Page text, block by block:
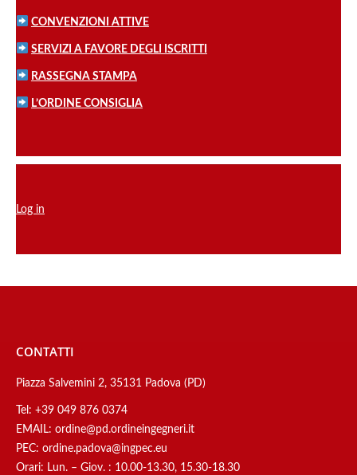
CONVENZIONI ATTIVE
SERVIZI A FAVORE DEGLI ISCRITTI
RASSEGNA STAMPA
L’ORDINE CONSIGLIA
Log in
CONTATTI
Piazza Salvemini 2, 35131 Padova (PD)
Tel: +39 049 876 0374
EMAIL: ordine@pd.ordineingegneri.it
PEC: ordine.padova@ingpec.eu
Orari: Lun. – Giov. : 10.00-13.30, 15.30-18.30